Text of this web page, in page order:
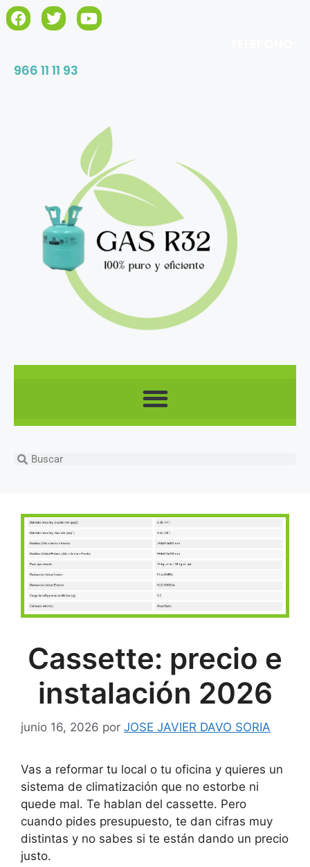
966 11 11 93
Cassette: precio e
instalación 2026
junio 16, 2026 por JOSE JAVIER DAVO SORIA
Vas a reformar tu local o tu oficina y quieres un
sistema de climatización que no estorbe ni
quede mal. Te hablan del cassette. Pero
cuando pides presupuesto, te dan cifras muy
distintas y no sabes si te están dando un precio
justo.